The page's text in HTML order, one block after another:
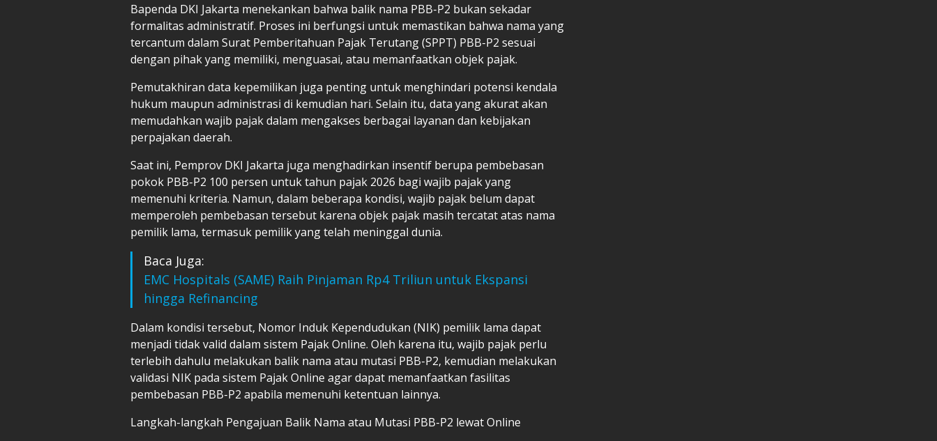
Bapenda DKI Jakarta menekankan bahwa balik nama PBB-P2 bukan sekadar
formalitas administratif. Proses ini berfungsi untuk memastikan bahwa nama yang
tercantum dalam Surat Pemberitahuan Pajak Terutang (SPPT) PBB-P2 sesuai
dengan pihak yang memiliki, menguasai, atau memanfaatkan objek pajak.
Pemutakhiran data kepemilikan juga penting untuk menghindari potensi kendala
hukum maupun administrasi di kemudian hari. Selain itu, data yang akurat akan
memudahkan wajib pajak dalam mengakses berbagai layanan dan kebijakan
perpajakan daerah.
Saat ini, Pemprov DKI Jakarta juga menghadirkan insentif berupa pembebasan
pokok PBB-P2 100 persen untuk tahun pajak 2026 bagi wajib pajak yang
memenuhi kriteria. Namun, dalam beberapa kondisi, wajib pajak belum dapat
memperoleh pembebasan tersebut karena objek pajak masih tercatat atas nama
pemilik lama, termasuk pemilik yang telah meninggal dunia.
Baca Juga:
EMC Hospitals (SAME) Raih Pinjaman Rp4 Triliun untuk Ekspansi
hingga Refinancing
Dalam kondisi tersebut, Nomor Induk Kependudukan (NIK) pemilik lama dapat
menjadi tidak valid dalam sistem Pajak Online. Oleh karena itu, wajib pajak perlu
terlebih dahulu melakukan balik nama atau mutasi PBB-P2, kemudian melakukan
validasi NIK pada sistem Pajak Online agar dapat memanfaatkan fasilitas
pembebasan PBB-P2 apabila memenuhi ketentuan lainnya.
Langkah-langkah Pengajuan Balik Nama atau Mutasi PBB-P2 lewat Online